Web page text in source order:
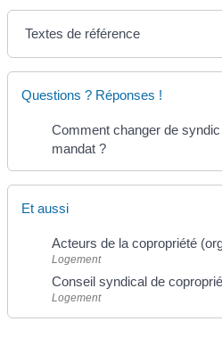
Textes de référence
Questions ? Réponses !
Comment changer de
mandat ?
Et aussi
Acteurs de la copropriété
Logement
Conseil syndical de
Logement